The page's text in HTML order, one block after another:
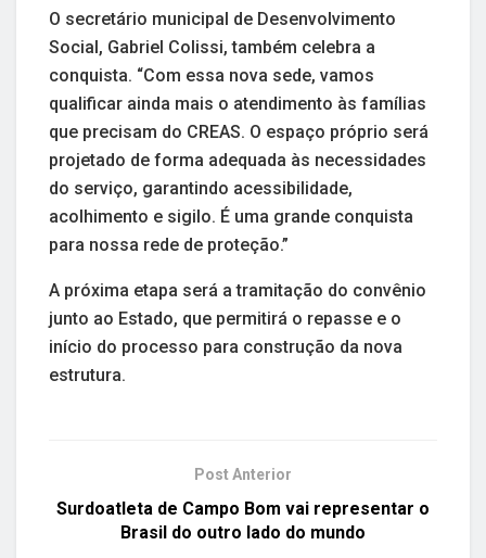
O secretário municipal de Desenvolvimento
Social, Gabriel Colissi, também celebra a
conquista. “Com essa nova sede, vamos
qualificar ainda mais o atendimento às famílias
que precisam do CREAS. O espaço próprio será
projetado de forma adequada às necessidades
do serviço, garantindo acessibilidade,
acolhimento e sigilo. É uma grande conquista
para nossa rede de proteção.”
A próxima etapa será a tramitação do convênio
junto ao Estado, que permitirá o repasse e o
início do processo para construção da nova
estrutura.
Post Anterior
Surdoatleta de Campo Bom vai representar o
Brasil do outro lado do mundo